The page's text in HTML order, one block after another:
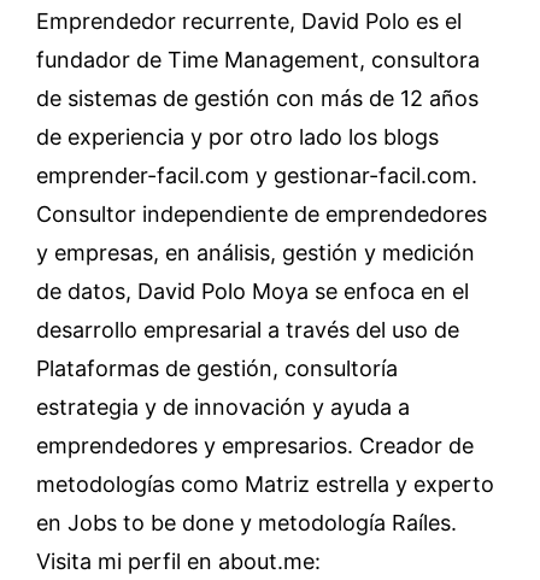
Emprendedor recurrente, David Polo es el
fundador de Time Management, consultora
de sistemas de gestión con más de 12 años
de experiencia y por otro lado los blogs
emprender-facil.com y gestionar-facil.com.
Consultor independiente de emprendedores
y empresas, en análisis, gestión y medición
de datos, David Polo Moya se enfoca en el
desarrollo empresarial a través del uso de
Plataformas de gestión, consultoría
estrategia y de innovación y ayuda a
emprendedores y empresarios. Creador de
metodologías como Matriz estrella y experto
en Jobs to be done y metodología Raíles.
Visita mi perfil en about.me: